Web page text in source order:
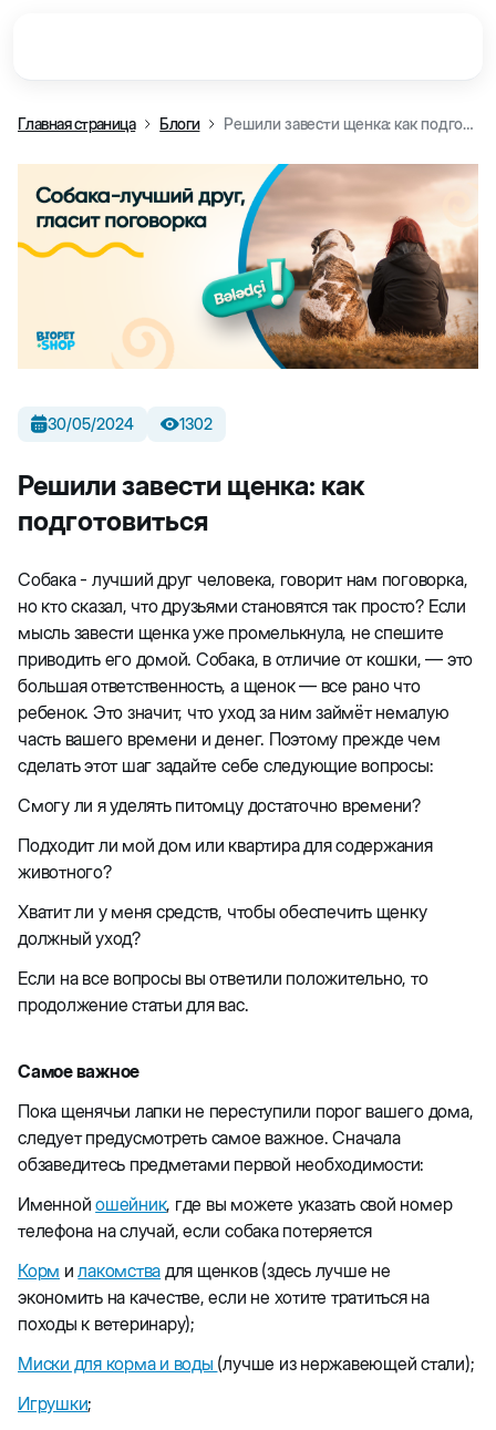
Главная страница Блоги Решили завести щенка: как подготовиться
30/05/2024 1302
Решили завести щенка: как
подготовиться
Собака - лучший друг человека, говорит нам поговорка,
но кто сказал, что друзьями становятся так просто? Если
мысль завести щенка уже промелькнула, не спешите
приводить его домой. Собака, в отличие от кошки, — это
большая ответственность, а щенок — все рано что
ребенок. Это значит, что уход за ним займёт немалую
часть вашего времени и денег. Поэтому прежде чем
сделать этот шаг задайте себе следующие вопросы:
Смогу ли я уделять питомцу достаточно времени?
Подходит ли мой дом или квартира для содержания
животного?
Хватит ли у меня средств, чтобы обеспечить щенку
должный уход?
Если на все вопросы вы ответили положительно, то
продолжение статьи для вас.
Самое важное
Пока щенячьи лапки не переступили порог вашего дома,
следует предусмотреть самое важное. Сначала
обзаведитесь предметами первой необходимости:
Именнойошейник, где вы можете указать свой номер
телефона на случай, если собака потеряется
Корм илакомства для щенков (здесь лучше не
экономить на качестве, если не хотите тратиться на
походы к ветеринару);
Миски для корма и воды (лучше из нержавеющей стали);
Игрушки;